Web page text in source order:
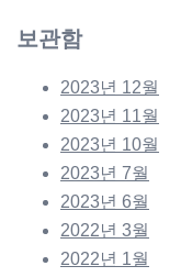
보관함
2023년 12월
2023년 11월
2023년 10월
2023년 7월
2023년 6월
2022년 3월
2022년 1월